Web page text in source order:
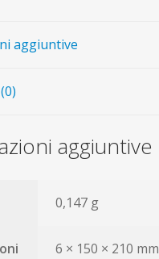
aggiuntive
aggiuntive
0,147 g
6 × 150 × 210 mm